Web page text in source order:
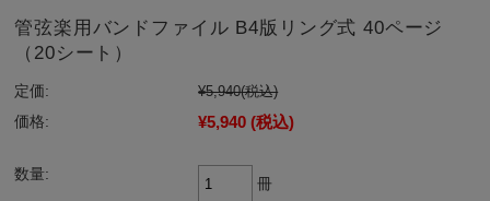
管弦楽用バンドファイル B4版リング式 40ページ
（20シート）
定価: ¥5,940(税込)
価格:
¥5,940 (税込)
数量:
冊